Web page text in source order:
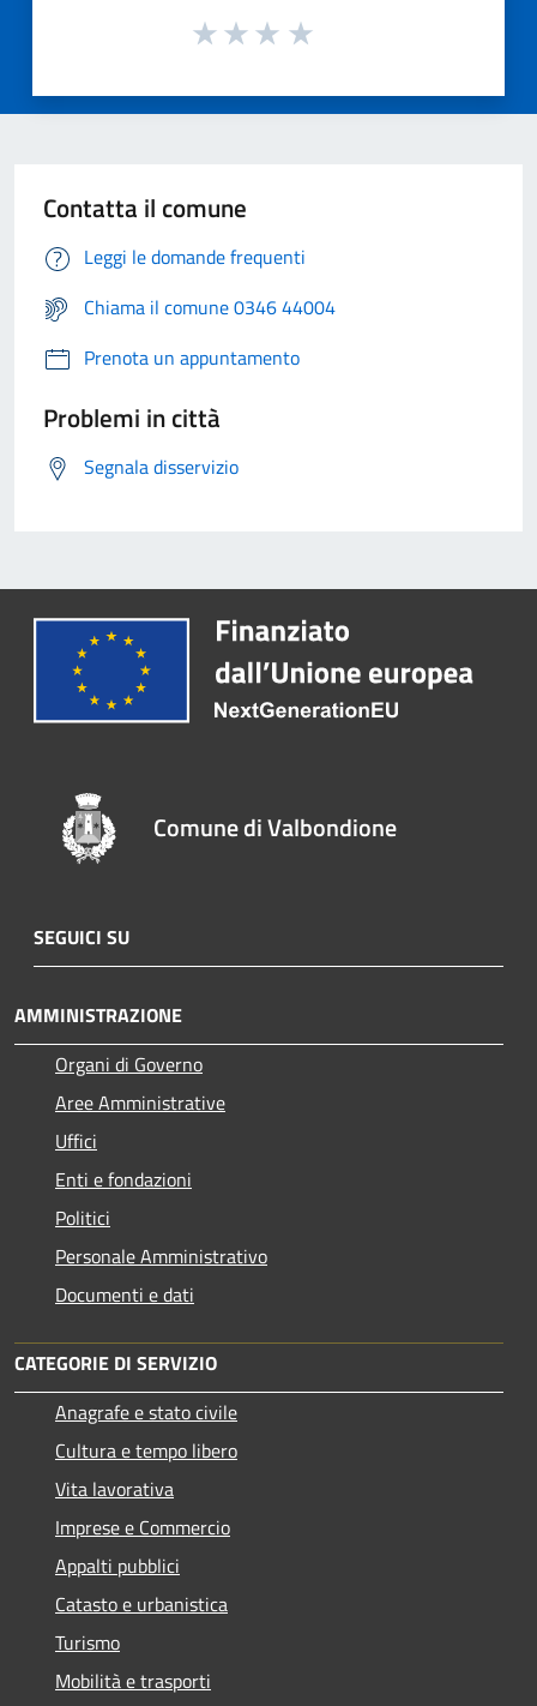
Contatta il comune
Leggi le domande frequenti
Chiama il comune 0346 44004
Prenota un appuntamento
Problemi in città
Segnala disservizio
Comune di Valbondione
SEGUICI SU
AMMINISTRAZIONE
Organi di Governo
Aree Amministrative
Uffici
Enti e fondazioni
Politici
Personale Amministrativo
Documenti e dati
CATEGORIE DI SERVIZIO
Anagrafe e stato civile
Cultura e tempo libero
Vita lavorativa
Imprese e Commercio
Appalti pubblici
Catasto e urbanistica
Turismo
Mobilità e trasporti